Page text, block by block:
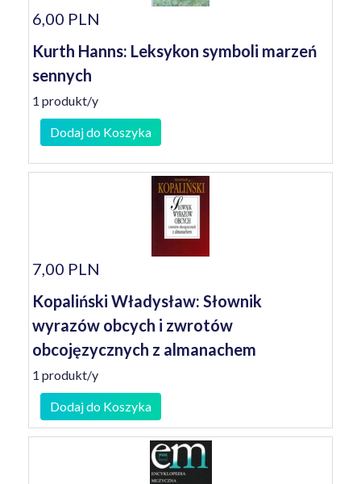
6,00 PLN
Kurth Hanns: Leksykon symboli marzeń
sennych
1 produkt/y
Dodaj do Koszyka
7,00 PLN
Kopaliński Władysław: Słownik
wyrazów obcych i zwrotów
obcojęzycznych z almanachem
1 produkt/y
Dodaj do Koszyka